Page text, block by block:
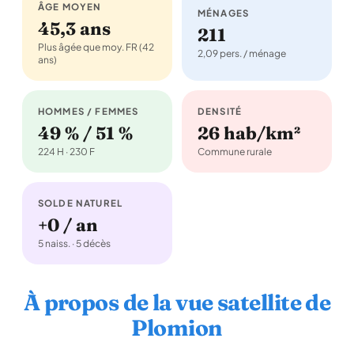
ÂGE MOYEN
45,3 ans
Plus âgée que moy. FR (42
ans)
MÉNAGES
211
2,09 pers. / ménage
HOMMES / FEMMES
49 % / 51 %
224 H · 230 F
DENSITÉ
26 hab/km²
Commune rurale
SOLDE NATUREL
+0 / an
5 naiss. · 5 décès
À propos de la vue satellite de
Plomion